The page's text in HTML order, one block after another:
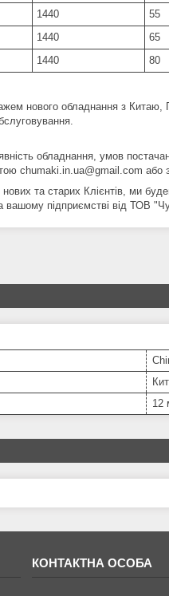
1440 55
1440 65
1440 80
нового обладнання з Китаю,
обладнання, умов
chumaki.in.ua@gmail.com
та старих Клієнтів, ми
підприємстві від ТОВ
12